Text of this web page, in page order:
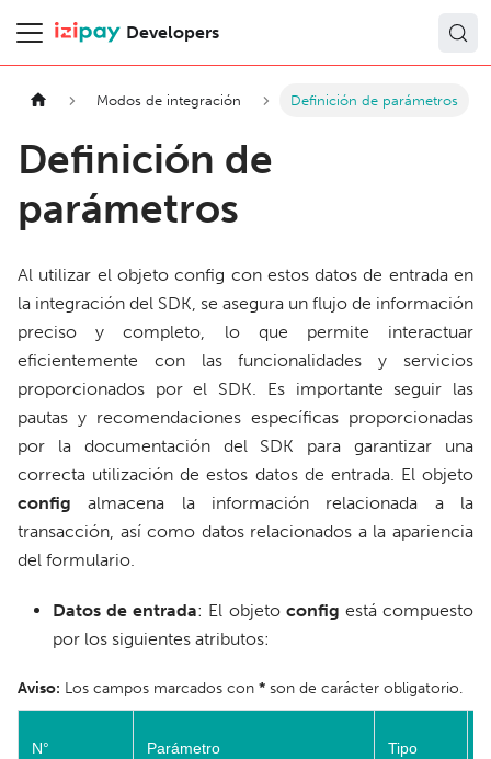
Developers
Modos de integración Definición de parámetros
Definición de
parámetros
Al utilizar el objeto config con estos datos de entrada en
la integración del SDK, se asegura un flujo de información
preciso y completo, lo que permite interactuar
eficientemente con las funcionalidades y servicios
proporcionados por el SDK. Es importante seguir las
pautas y recomendaciones específicas proporcionadas
por la documentación del SDK para garantizar una
correcta utilización de estos datos de entrada. El objeto
config almacena la información relacionada a la
transacción, así como datos relacionados a la apariencia
del formulario.
Datos de entrada: El objeto config está compuesto
por los siguientes atributos:
Aviso: Los campos marcados con * son de carácter obligatorio.
N° Parámetro Tipo